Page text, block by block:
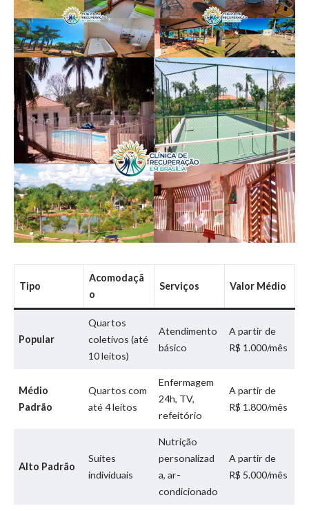
Tipo
Acomodaçã
o
Serviços Valor Médio
Popular
Quartos
coletivos (até
10 leitos)
Atendimento
básico
A partir de
R$ 1.000/mês
Médio
Padrão
Quartos com
até 4 leitos
Enfermagem
24h, TV,
refeitório
A partir de
R$ 1.800/mês
Alto Padrão
Suítes
individuais
Nutrição
personalizad
a, ar-
condicionado
A partir de
R$ 5.000/mês